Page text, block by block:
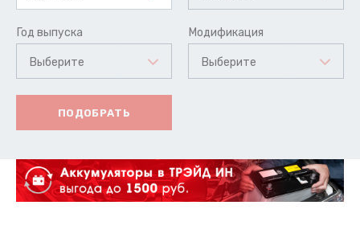
Год выпуска
Выберите
Модификация
Выберите
ПОДОБРАТЬ